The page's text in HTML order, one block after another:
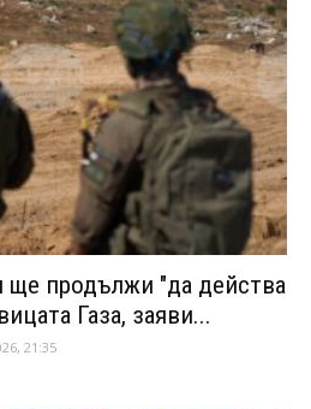
ще продължи "да действа
Газа, заяви...
21:35